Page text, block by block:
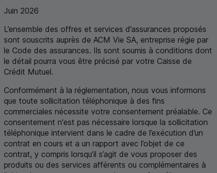
Juin 2026
L’ensemble des offres et services d’assurances proposés
sont souscrits auprès de ACM Vie SA, entreprise régie par
le Code des assurances. Ils sont soumis à conditions dont
le détail pourra vous être précisé par votre Caisse de
Crédit Mutuel.
Conformément à la réglementation, nous vous informons
que toute sollicitation téléphonique à des fins
commerciales nécessite votre consentement préalable. Ce
consentement n'est pas nécessaire lorsque la sollicitation
téléphonique intervient dans le cadre de l’exécution d’un
contrat en cours et a un rapport avec l’objet de ce
contrat, y compris lorsqu’il s’agit de vous proposer des
produits ou des services afférents ou complémentaires à